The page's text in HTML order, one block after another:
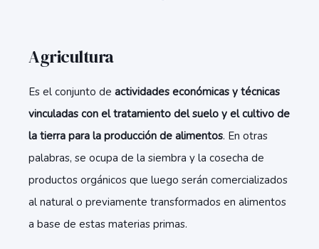
Agricultura
Es el conjunto de actividades económicas y técnicas
vinculadas con el tratamiento del suelo y el cultivo de
la tierra para la producción de alimentos. En otras
palabras, se ocupa de la siembra y la cosecha de
productos orgánicos que luego serán comercializados
al natural o previamente transformados en alimentos
a base de estas materias primas.